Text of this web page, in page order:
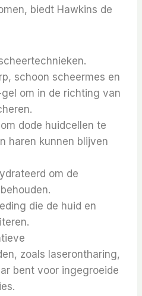
biedt Hawkins de
schoon scheermes en
om in de richting van
dode huidcellen te
haren kunnen blijven
om de
die de huid en
zoals laserontharing,
bent voor ingegroeide